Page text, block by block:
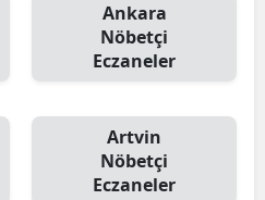
Ankara
Nöbetçi
Eczaneler
Artvin
Nöbetçi
Eczaneler